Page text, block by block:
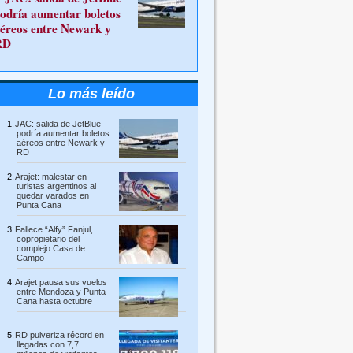
aumentar boletos
entre Newark y
Lo más leído
JAC: salida de JetBlue
podría aumentar boletos
aéreos entre Newark y
RD
Arajet: malestar en
turistas argentinos al
quedar varados en
Punta Cana
Fallece “Alfy” Fanjul,
copropietario del
complejo Casa de
Campo
Arajet pausa sus vuelos
entre Mendoza y Punta
Cana hasta octubre
RD pulveriza récord en
llegadas con 7,7